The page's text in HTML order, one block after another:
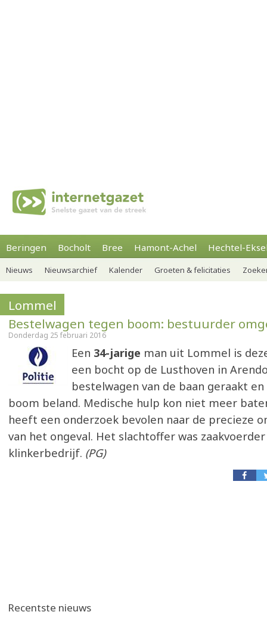
Beringen Bocholt Bree Hamont-Achel Hechtel-
Nieuws Nieuwsarchief Kalender Groeten & felicitaties
Lommel
Bestelwagen tegen boom: bestuurder
Donderdag 25 februari 2016
Een 34-jarige man uit Lommel is
een bocht op de Lusthoven in
bestelwagen van de baan geraakt
boom beland. Medische hulp kon niet meer
heeft een onderzoek bevolen naar de precieze
van het ongeval. Het slachtoffer was
klinkerbedrijf. (PG)
Recentste nieuws